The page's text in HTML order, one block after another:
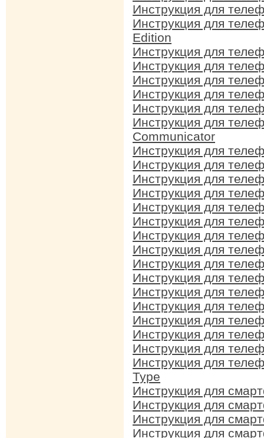
Инструкция для
Инструкция для
Edition
Инструкция для
Инструкция для
Инструкция для
Инструкция для
Инструкция для
Инструкция для
Communicator
Инструкция для
Инструкция для
Инструкция для
Инструкция для
Инструкция для
Инструкция для
Инструкция для
Инструкция для
Инструкция для
Инструкция для
Инструкция для
Инструкция для
Инструкция для
Инструкция для
Инструкция для
Инструкция для
Type
Инструкция для
Инструкция для
Инструкция для
Инструкция для